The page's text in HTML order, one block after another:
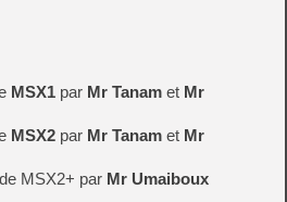
MSX1 par Mr Tanam et Mr
MSX2 par Mr Tanam et Mr
MSX2+ par Mr Umaiboux